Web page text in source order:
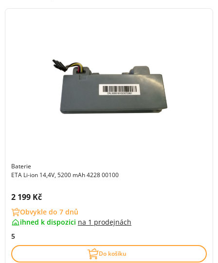
Baterie
ETA Li-ion 14,4V, 5200 mAh 4228 00100
Cena s DPH:
2 199 Kč
Obvykle do 7 dnů
ihned k dispozici na 1 prodejnách
5
Do košíku